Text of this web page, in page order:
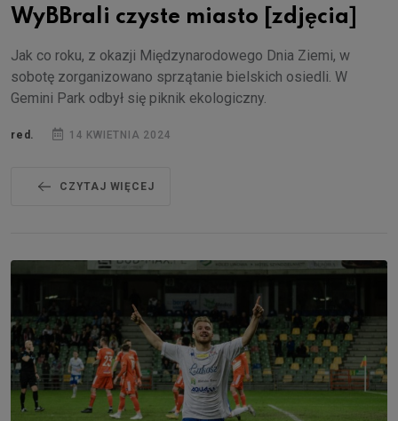
WyBBrali czyste miasto [zdjęcia]
Jak co roku, z okazji Międzynarodowego Dnia Ziemi, w
sobotę zorganizowano sprzątanie bielskich osiedli. W
Gemini Park odbył się piknik ekologiczny.
red. 14 KWIETNIA 2024
CZYTAJ WIĘCEJ